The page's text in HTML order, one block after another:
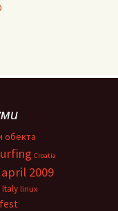
обекта
Croatia
2009
Italy linux